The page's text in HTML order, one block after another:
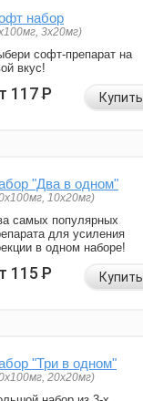
набор
3x20мг)
софт-препарат на
вкус!
117Р Купить
"Два в одном"
10x20мг)
самых популярных
для усиления
в одном наборе!
115Р Купить
"Три в одном"
20x20мг)